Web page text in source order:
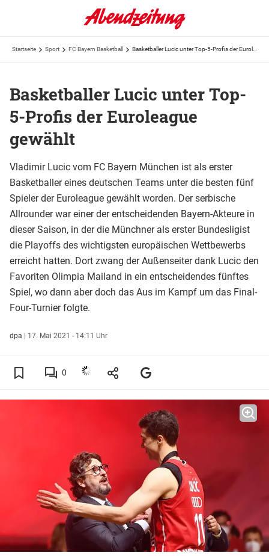
Startseite Sport FC Bayern Basketball
Basketballer Lucic unter Top-
5-Profis der Euroleague
gewählt
Vladimir Lucic vom FC Bayern München ist als erster
Basketballer eines deutschen Teams unter die besten fünf
Spieler der Euroleague gewählt worden. Der serbische
Allrounder war einer der entscheidenden Bayern-Akteure in
dieser Saison, in der die Münchner als erster Bundesligist
die Playoffs des wichtigsten europäischen Wettbewerbs
erreicht hatten. Dort zwang der Außenseiter dank Lucic den
Favoriten Olimpia Mailand in ein entscheidendes fünftes
Spiel, wo dann aber doch das Aus im Kampf um das Final-
Four-Turnier folgte.
dpa | 17. Mai 2021 - 14:11 Uhr
0